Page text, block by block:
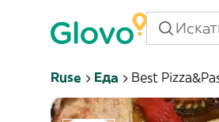
Ruse Еда Best